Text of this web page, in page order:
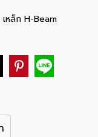
เหล็ก H-Beam